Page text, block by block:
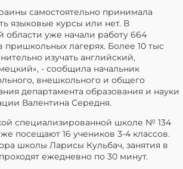
самостоятельно принимала
языковые курсы или нет. В
области уже начали работу 664
пришкольных лагерях. Более 10 тыс
изучать английский,
- сообщила начальник
внешкольного и общего
департамента образования и науки
Валентина Середня.
специализированной школе № 134
посещают 16 учеников 3-4 классов.
школы Ларисы Кульбач, занятия в
ежедневно по 30 минут.